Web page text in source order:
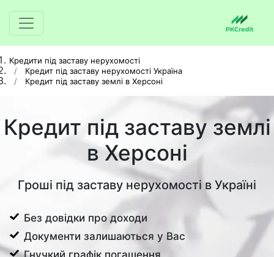
Кредити під заставу нерухомості
Кредит під заставу нерухомості Україна
Кредит під заставу землі в Херсоні
Кредит під заставу землі
в Херсоні
Гроші під заставу нерухомості в Україні
Без довідки про доходи
Документи залишаються у Вас
Гнучкий графік погашення